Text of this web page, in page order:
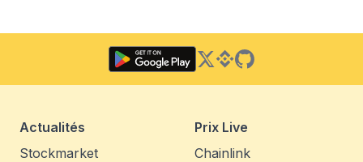
Twitter
Binance Square
GitHub
Actualités
Stockmarket
Prix Live
Chainlink